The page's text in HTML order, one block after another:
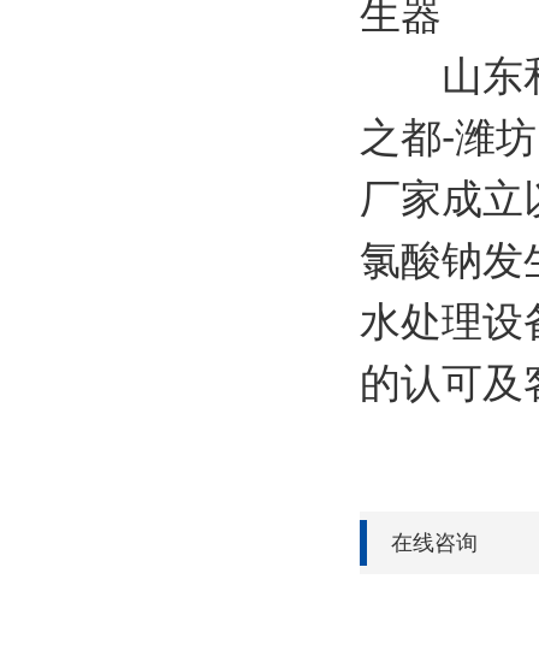
山东和
之都-潍
厂家成立
氯酸钠发
水处理设
的认可及
在线咨询